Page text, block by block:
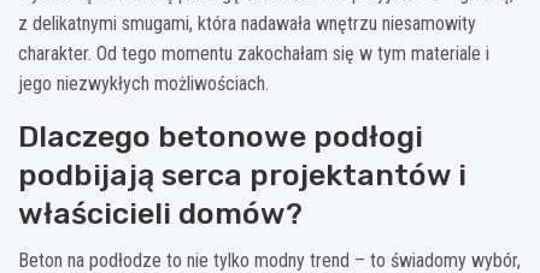
z delikatnymi smugami, która nadawała wnętrzu niesamowity
charakter. Od tego momentu zakochałam się w tym materiale i
jego niezwykłych możliwościach.
Dlaczego betonowe podłogi
podbijają serca projektantów i
właścicieli domów?
Beton na podłodze to nie tylko modny trend – to świadomy wybór,